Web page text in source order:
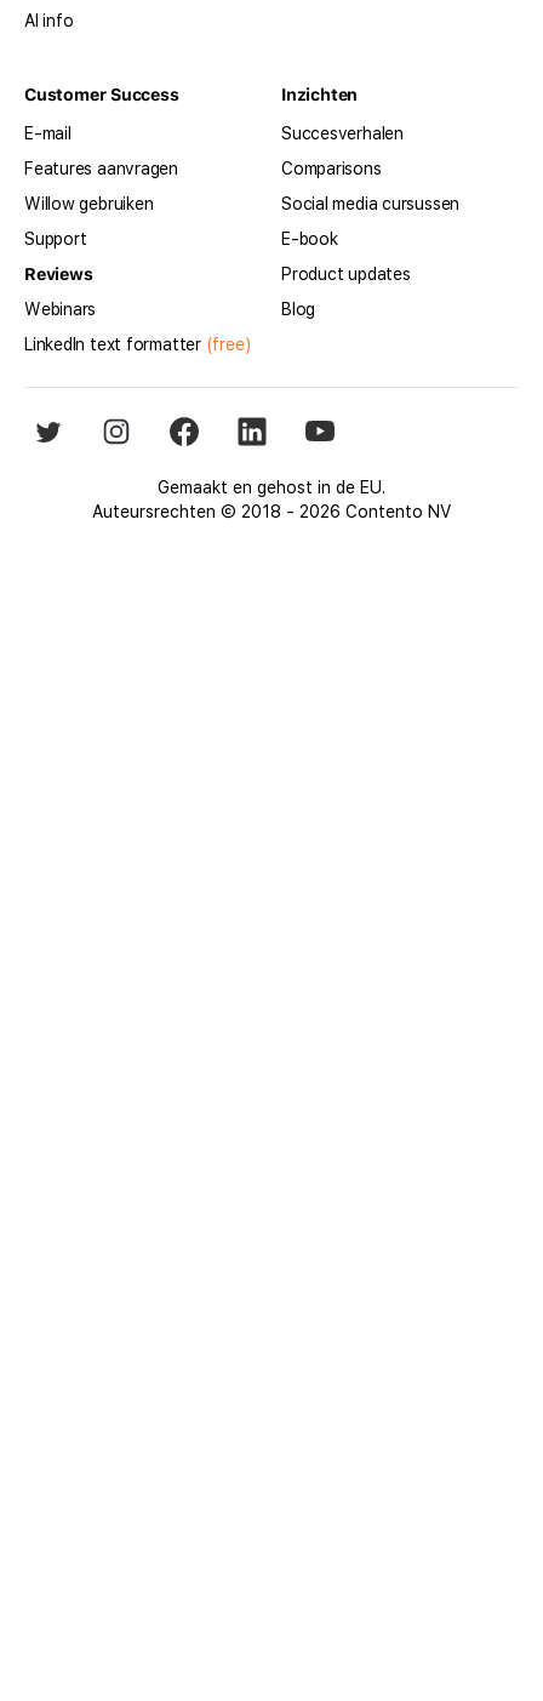
AI info
Customer Success
E-mail
Features aanvragen
Willow gebruiken
Support
Reviews
Webinars
LinkedIn text formatter(free)
Inzichten
Succesverhalen
Comparisons
Social media cursussen
E-book
Product updates
Blog
Gemaakt en gehost in de EU.
Auteursrechten © 2018 - 2026 Contento NV